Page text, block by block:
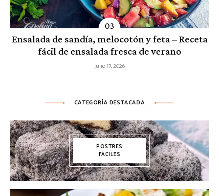
Ensalada de sandía, melocotón y feta – Receta
fácil de ensalada fresca de verano
julio 17, 2026
CATEGORÍA DESTACADA
POSTRES
FÁCILES